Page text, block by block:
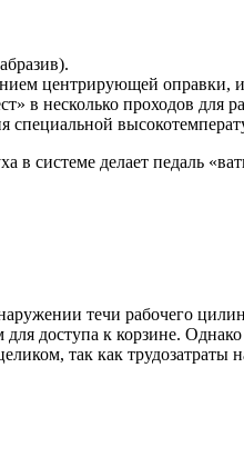
центрирующей
в несколько проходов
в системе делает педаль
течи рабочего
доступа к корзине.
так как